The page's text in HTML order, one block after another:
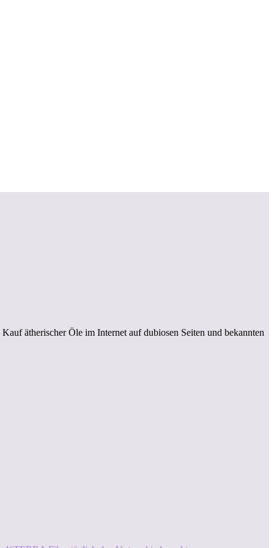
ätherischer Öle im Internet auf dubiosen Seiten und bekannten